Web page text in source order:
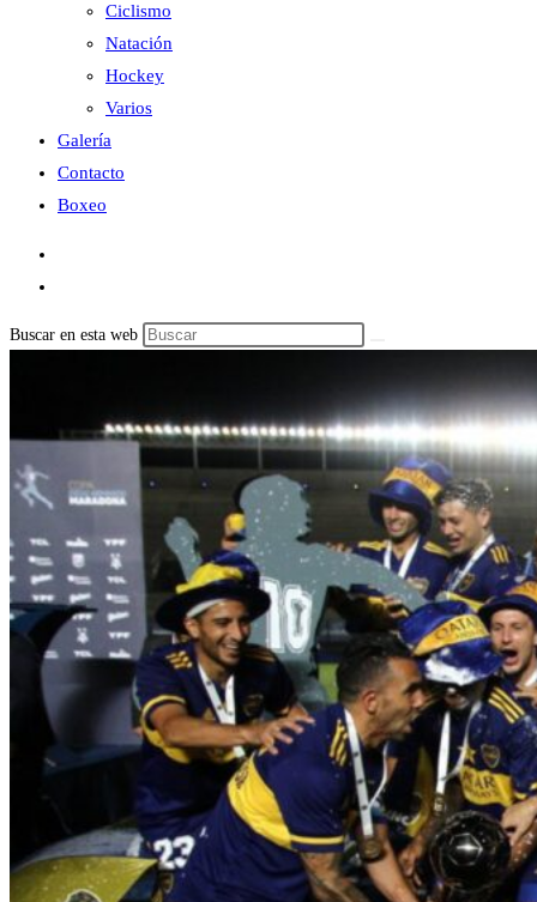
Ciclismo
Natación
Hockey
Varios
Galería
Contacto
Boxeo
Buscar en esta web